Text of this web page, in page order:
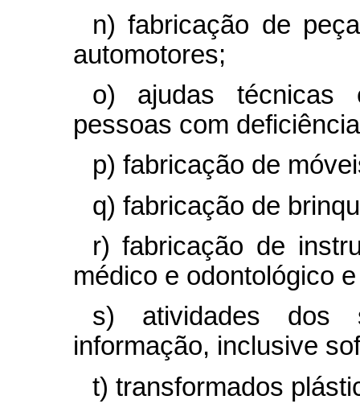
n) fabricação de
automotores;
o) ajudas técnicas
pessoas com
p) fabricação de
q) fabricação de
r) fabricação de
médico e odontológico
s) atividades dos
informação, inclusive
t) transformados